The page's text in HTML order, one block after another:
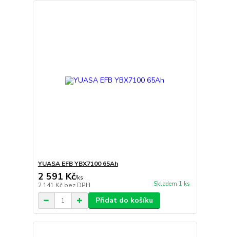
YUASA EFB YBX7100 65Ah
2 591 Kč/ks
2 141 Kč bez DPH Skladem 1 ks
Přidat do košíku